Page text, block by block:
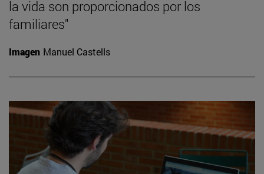
la vida son proporcionados por los
familiares"
Imagen Manuel Castells